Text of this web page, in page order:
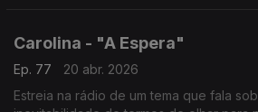
Carolina - "A Espera"
Ep. 77
20 abr. 2026
Estreia na rádio de um tema que fala